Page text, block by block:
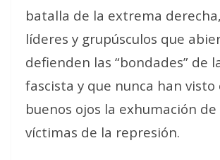
batalla de la extrema
líderes y grupúsculos que
defienden las “bondades” de
fascista y que nunca han visto
buenos ojos la exhumación de
víctimas de la represión.